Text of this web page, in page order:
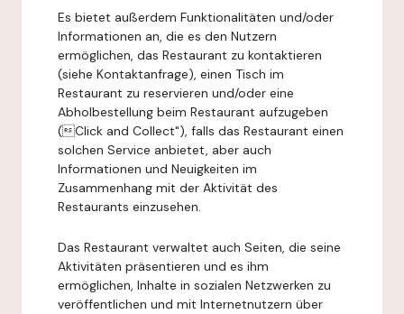
Es bietet außerdem Funktionalitäten und/oder
Informationen an, die es den Nutzern
ermöglichen, das Restaurant zu kontaktieren
(siehe Kontaktanfrage), einen Tisch im
Restaurant zu reservieren und/oder eine
Abholbestellung beim Restaurant aufzugeben
(Click and Collect"), falls das Restaurant einen
solchen Service anbietet, aber auch
Informationen und Neuigkeiten im
Zusammenhang mit der Aktivität des
Restaurants einzusehen.
Das Restaurant verwaltet auch Seiten, die seine
Aktivitäten präsentieren und es ihm
ermöglichen, Inhalte in sozialen Netzwerken zu
veröffentlichen und mit Internetnutzern über